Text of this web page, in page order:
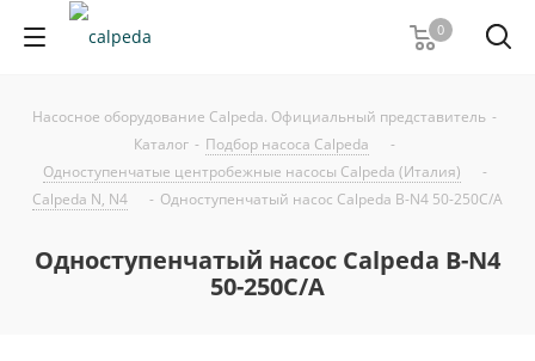
0
Насосное оборудование Calpeda. Официальный представитель -
Каталог - Подбор насоса Calpeda
-
Одноступенчатые центробежные насосы Calpeda (Италия)
-
Calpeda N, N4
- Одноступенчатый насос Calpeda B-N4 50-250C/A
Одноступенчатый насос Calpeda B-N4
50-250C/A